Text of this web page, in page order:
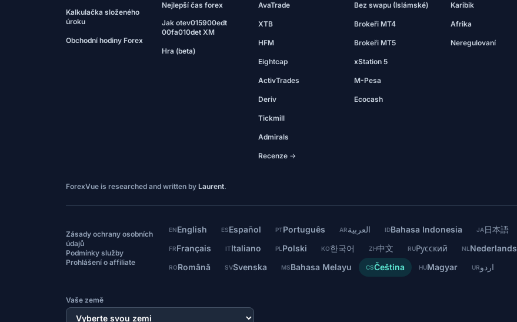
Kalkulačka složeného
úroku
Obchodní hodiny Forex
Nejlepší čas forex
Jak otev015900edt
00fa010det XM
Hra (beta)
AvaTrade
XTB
HFM
Eightcap
ActivTrades
Deriv
Tickmill
Admirals
Recenze →
Bez swapu (Islámské)
Brokeři MT4
Brokeři MT5
xStation 5
M-Pesa
Ecocash
Karibik
Afrika
Neregulovaní
ForexVue is researched and written by Laurent.
Zásady ochrany osobních
údajů
Podmínky služby
Prohlášení o affiliate
ENEnglish ESEspañol PTPortuguês ARالعربية IDBahasa Indonesia JA日本語
FRFrançais ITItaliano PL Polski KO한국어 ZH中文 RUРусский NL Nederlands
RORomână SVSvenska MSBahasa Melayu CSČeština HUMagyar URاردو
Vaše země